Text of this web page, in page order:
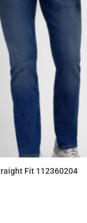
Fit 112360204